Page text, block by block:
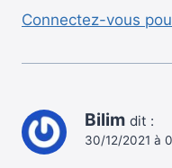
Connectez-vous
Bilim dit :
30/12/2021 à